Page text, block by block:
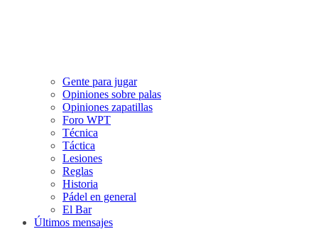
Gente para jugar
Opiniones sobre palas
Opiniones zapatillas
Foro WPT
Técnica
Táctica
Lesiones
Reglas
Historia
Pádel en general
El Bar
Últimos mensajes